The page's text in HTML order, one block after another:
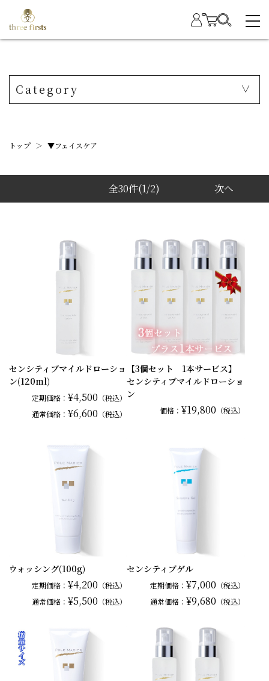
Category
トップ ＞ ▼フェイスケア
全30件(1/2) 次へ
センシティブマイルドローショ
ン(120ml)
定期価格： ¥4,500 （税込）
通常価格： ¥6,600 （税込）
【3個セット 1本サービス】
センシティブマイルドローショ
ン
価格： ¥19,800 （税込）
ウォッシング(100g)
定期価格：¥4,200 （税込）
通常価格：¥5,500 （税込）
センシティブゲル
定期価格： ¥7,000 （税込）
通常価格： ¥9,680 （税込）